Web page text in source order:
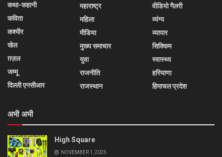
कथा-कहानी
कविता
कश्मीर
खेल
ग़ज़ल
जम्मू
दिल्ली एनसीआर
महाराष्ट्र
महिला
मीडिया
मुख्य समाचार
युवा
राजनीति
राजस्थान
वीडियो गैलरी
व्यंग्य
व्यापार
सिक्किम
स्वास्थ्य
हरियाणा
हिमाचल प्रदेश
अभी अभी
High Square
NOVEMBER 1, 2025